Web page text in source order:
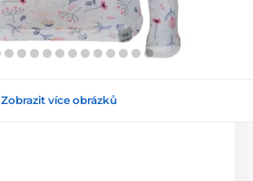
Zobrazit více obrázků